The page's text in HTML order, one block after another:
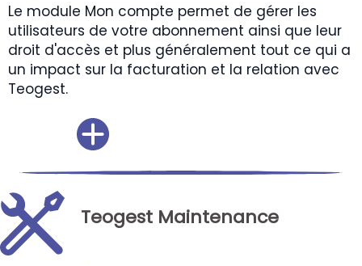
Le module Mon compte permet de gérer les
utilisateurs de votre abonnement ainsi que leur
droit d'accès et plus généralement tout ce qui a
un impact sur la facturation et la relation avec
Teogest.
Teogest Maintenance